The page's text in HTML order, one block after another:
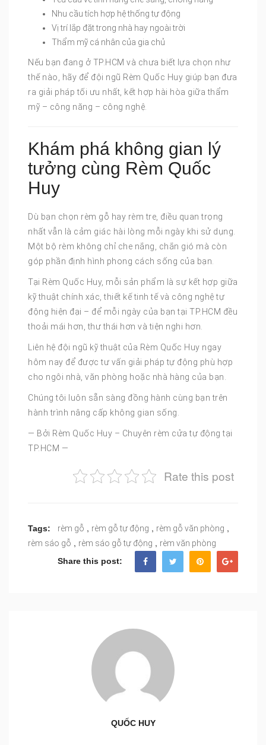
Nhu cầu tích hợp hệ thống tự động
Vị trí lắp đặt trong nhà hay ngoài trời
Thẩm mỹ cá nhân của gia chủ
Nếu bạn đang ở TP.HCM và chưa biết lựa chọn như
thế nào, hãy để đội ngũ Rèm Quốc Huy giúp bạn đưa
ra giải pháp tối ưu nhất, kết hợp hài hòa giữa thẩm
mỹ – công năng – công nghệ.
Khám phá không gian lý
tưởng cùng Rèm Quốc
Huy
Dù bạn chọn rèm gỗ hay rèm tre, điều quan trọng
nhất vẫn là cảm giác hài lòng mỗi ngày khi sử dụng.
Một bộ rèm không chỉ che nắng, chắn gió mà còn
góp phần định hình phong cách sống của bạn.
Tại Rèm Quốc Huy, mỗi sản phẩm là sự kết hợp giữa
kỹ thuật chính xác, thiết kế tinh tế và công nghệ tự
động hiện đại – để mỗi ngày của bạn tại TP.HCM đều
thoải mái hơn, thư thái hơn và tiện nghi hơn.
Liên hệ đội ngũ kỹ thuật của Rèm Quốc Huy ngay
hôm nay để được tư vấn giải pháp tự động phù hợp
cho ngôi nhà, văn phòng hoặc nhà hàng của bạn.
Chúng tôi luôn sẵn sàng đồng hành cùng bạn trên
hành trình nâng cấp không gian sống.
— Bởi Rèm Quốc Huy – Chuyên rèm cửa tự động tại
TP.HCM —
Rate this post
Tags: rèm gỗ , rèm gỗ tự động , rèm gỗ văn phòng ,
rèm sáo gỗ , rèm sáo gỗ tự động , rèm văn phòng
Share this post:
QUỐC HUY